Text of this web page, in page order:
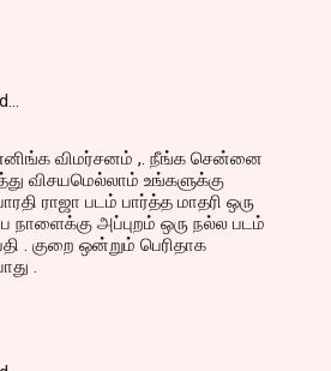
விமர்சனம் ,. நீங்க சென்னை
விசயமெல்லாம் உங்களுக்கு
ராஜா படம் பார்த்த மாதரி ஒரு
நாளைக்கு அப்புறம் ஒரு நல்ல படம்
. குறை ஒன்றும் பெரிதாக
.